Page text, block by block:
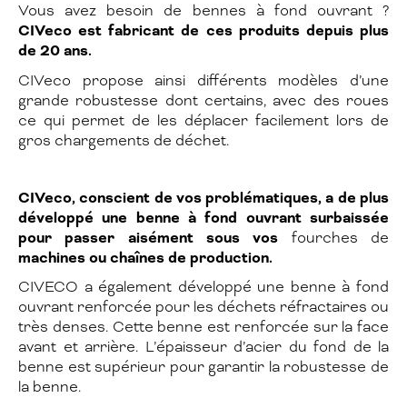
Vous avez besoin de bennes à fond ouvrant ?
CIVeco est fabricant de ces produits depuis plus
de 20 ans.
CIVeco propose ainsi différents modèles d’une
grande robustesse dont certains, avec des roues
ce qui permet de les déplacer facilement lors de
gros chargements de déchet.
CIVeco, conscient de vos problématiques, a de plus
développé une benne à fond ouvrant surbaissée
pour passer aisément sous vos fourches de
machines ou chaînes de production.
CIVECO a également développé une benne à fond
ouvrant renforcée pour les déchets réfractaires ou
très denses. Cette benne est renforcée sur la face
avant et arrière. L’épaisseur d’acier du fond de la
benne est supérieur pour garantir la robustesse de
la benne.